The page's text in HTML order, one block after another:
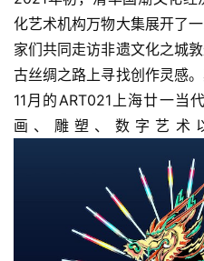
化艺术机构万物大集展开了
家们共同走访非遗文化之城
古丝绸之路上寻找创作灵感
11月的ART021上海廿一当
画、雕塑、数字艺术